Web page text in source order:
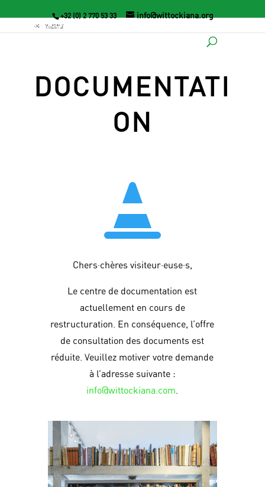
+32 (0) 2 770 53 33 info@wittockiana.org
DOCUMENTATI
ON

Chers·chères visiteur·euse·s,
Le centre de documentation est
actuellement en cours de
restructuration. En conséquence, l’offre
de consultation des documents est
réduite. Veuillez motiver votre demande
à l’adresse suivante :
info@wittockiana.com.